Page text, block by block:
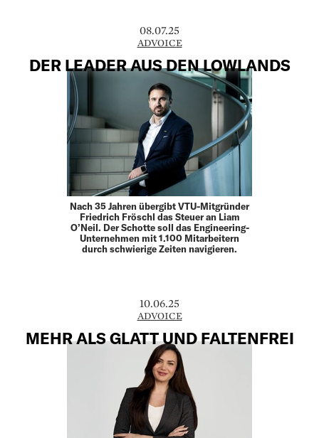
08.07.25
ADVOICE
DER LEADER AUS DEN LOWLANDS
Nach 35 Jahren übergibt VTU-Mitgründer
Friedrich Fröschl das Steuer an Liam
O’Neil. Der Schotte soll das Engineering-
Unternehmen mit 1.100 Mitarbeitern
durch schwierige Zeiten navigieren.
10.06.25
ADVOICE
MEHR ALS GLATT UND FALTENFREI